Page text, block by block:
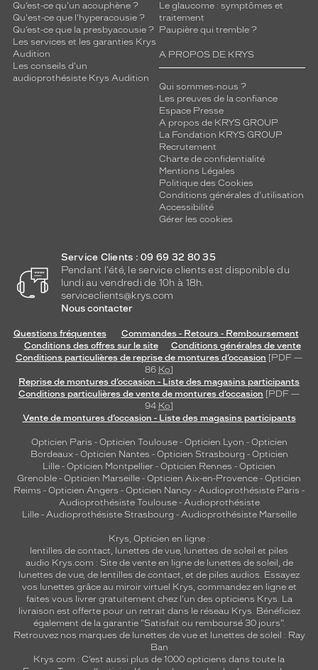
Qu’est-ce qu'un acouphène ?
Qu'est-ce que l'hyperacousie ?
Qu’est-ce que la presbyacousie ?
Les services et les garanties Krys
Audition
Les conseils d'un
audioprothésiste Krys Audition
Le glaucome : symptômes et
traitement
Paupière qui tremble ?
A PROPOS DE KRYS
Qui sommes-nous ?
Les preuves de la confiance
Espace Presse
A propos de KRYS GROUP
La Fondation KRYS GROUP
Recrutement
Charte de confidentialité
Mentions Légales
Politique des Cookies
Conditions générales d'utilisation
Accessibilité
Gérer les cookies
Service Clients : 09 69 32 80 35
Pendant l'été, le service clients est disponible du
lundi au vendredi de 10h à 18h.
serviceclients@krys.com
Nous contacter
Questions fréquentes
Commandes - Retours - Remboursement
Conditions des offres sur le site
Conditions générales de vente
Conditions particulières de reprise de montures d’occasion [PDF —
86 Ko]
Reprise de montures d’occasion - Liste des magasins participants
Conditions particulières de vente de montures d’occasion [PDF —
94 Ko]
Vente de montures d’occasion - Liste des magasins participants
Opticien Paris - Opticien Toulouse- Opticien Lyon - Opticien
Bordeaux- Opticien Nantes - Opticien Strasbourg - Opticien
Lille - Opticien Montpellier - Opticien Rennes - Opticien
Grenoble - Opticien Marseille - Opticien Aix-en-Provence - Opticien
Reims - Opticien Angers - Opticien Nancy - Audioprothésiste Paris -
Audioprothésiste Toulouse- Audioprothésiste
Lille- Audioprothésiste Strasbourg - Audioprothésiste Marseille
Krys, Opticien en ligne :
lentilles de contact lunettes de vue, lunettes de soleil et piles
audio Krys.com : Site de vente en ligne de lunettes de soleil, de
lunettes de vue, de lentilles de contact , et de piles audios. Essayez
vos lunettes grâce au miroir virtuel Krys, commandez en ligne et
faites vous livrer gratuitement chez l'un des opticiens Krys. La
livraison est offerte pour un retrait dans le réseau Krys. Bénéficiez
également de la garantie "Satisfait ou remboursé 30 jours".
Retrouvez nos marques de lunettes de vue et lunettes de soleil : Ray
Ban
Krys.com : C’est aussi plus de 1000 opticiens dans toute la